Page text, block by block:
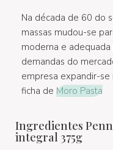
Na década de 60 do
massas mudou-se
moderna e
demandas do
empresa expandir-se
ficha de Moro Pasta
Ingredientes
integral 375g